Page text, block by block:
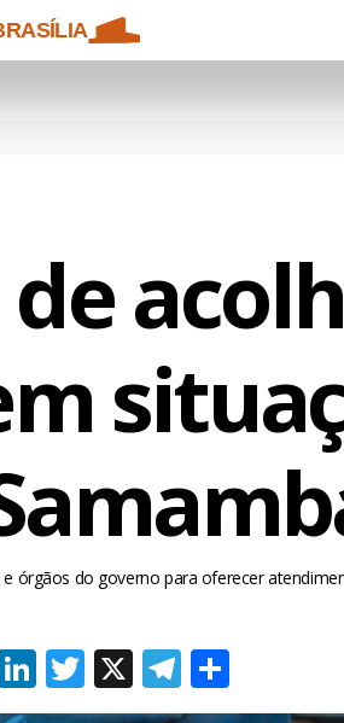
de
órgãos do governo para oferecer
WhatsApp
LinkedIn
Twitter
X Telegram